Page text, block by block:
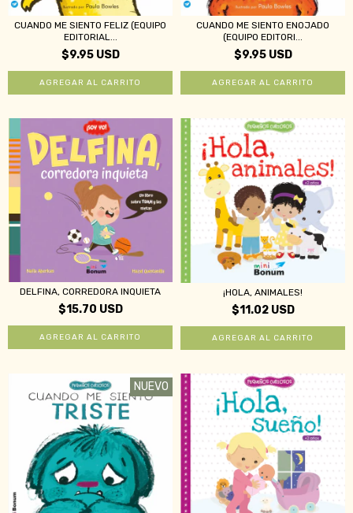
CUANDO ME SIENTO FELIZ (EQUIPO
EDITORIAL...
$9.95 USD
CUANDO ME SIENTO ENOJADO
(EQUIPO EDITORI...
$9.95 USD
DELFINA, CORREDORA INQUIETA
$15.70 USD
¡HOLA, ANIMALES!
$11.02 USD
NUEVO